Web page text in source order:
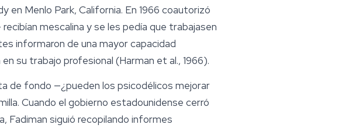
Menlo Park, California. En 1966 coautorizó
mescalina y se les pedía que trabajasen
informaron de una mayor capacidad
su trabajo profesional (Harman et al., 1966).
de fondo —¿pueden los psicodélicos mejorar
Cuando el gobierno estadounidense cerró
Fadiman siguió recopilando informes